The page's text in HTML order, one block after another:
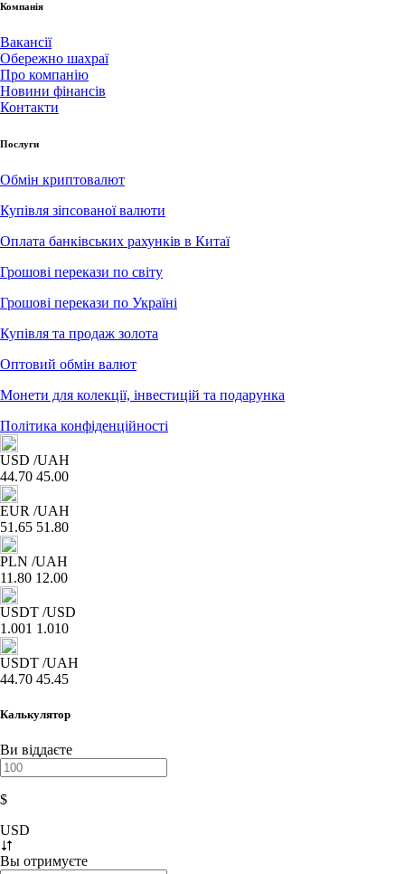
Компанія
Вакансії
Обережно шахраї
Про компанію
Новини фінансів
Контакти
Послуги
Обмін криптовалют
Купівля зіпсованої валюти
Оплата банківських рахунків в Китаї
Грошові перекази по світу
Грошові перекази по Україні
Купівля та продаж золота
Оптовий обмін валют
Монети для колекції, інвестицій та подарунка
Політика конфіденційності
USD /UAH
44.70 45.00
EUR /UAH
51.65 51.80
PLN /UAH
11.80 12.00
USDT /USD
1.001 1.010
USDT /UAH
44.70 45.45
Калькулятор
Ви віддаєте
$
USD
Вы отримуєте